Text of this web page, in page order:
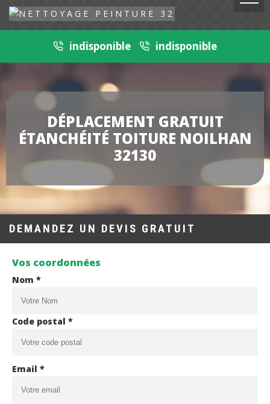
indisponible indisponible
DÉPLACEMENT GRATUIT
ÉTANCHÉITÉ TOITURE NOILHAN
32130
DEMANDEZ UN DEVIS GRATUIT
Vos coordonnées
Nom *
Code postal *
Email *